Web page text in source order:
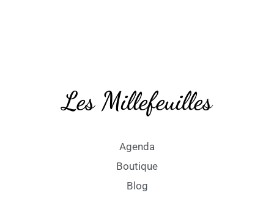
Les Millefeuilles
Agenda
Boutique
Blog